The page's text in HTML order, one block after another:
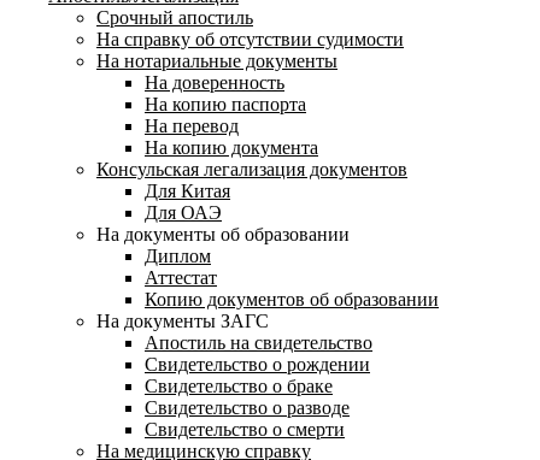
Срочный апостиль
На справку об отсутствии судимости
На нотариальные документы
На доверенность
На копию паспорта
На перевод
На копию документа
Консульская легализация документов
Для Китая
Для ОАЭ
На документы об образовании
Диплом
Аттестат
Копию документов об образовании
На документы ЗАГС
Апостиль на свидетельство
Свидетельство о рождении
Свидетельство о браке
Свидетельство о разводе
Свидетельство о смерти
На медицинскую справку